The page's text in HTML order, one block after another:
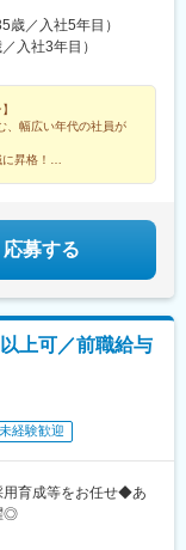
上場も見据え運営し
家賃無料の借り上げ
阜・長野で強化募集
と相談の上決定《養
在地はHP記載【2／地
しOK☆別事業へのキ
ージ下部『勤務地一
崎・江戸川・徳島・
業＝【転勤なしOK／
川■甲信越・北陸／新
国／岡山、広島■九
設勤務
／入社5年目）
入社3年目）
幅広い年代の社員が
昇格！
ます。
応募する
上可／前職給与
経験歓迎
用育成等をお任せ◆あ
◎